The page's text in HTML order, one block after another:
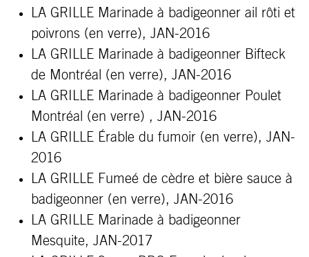
LA GRILLE Marinade à badigeonner ail rôti et
poivrons (en verre), JAN-2016
LA GRILLE Marinade à badigeonner Bifteck
de Montréal (en verre), JAN-2016
LA GRILLE Marinade à badigeonner Poulet
Montréal (en verre) , JAN-2016
LA GRILLE Érable du fumoir (en verre), JAN-
2016
LA GRILLE Fumeé de cèdre et bière sauce à
badigeonner (en verre), JAN-2016
LA GRILLE Marinade à badigeonner
Mesquite, JAN-2017